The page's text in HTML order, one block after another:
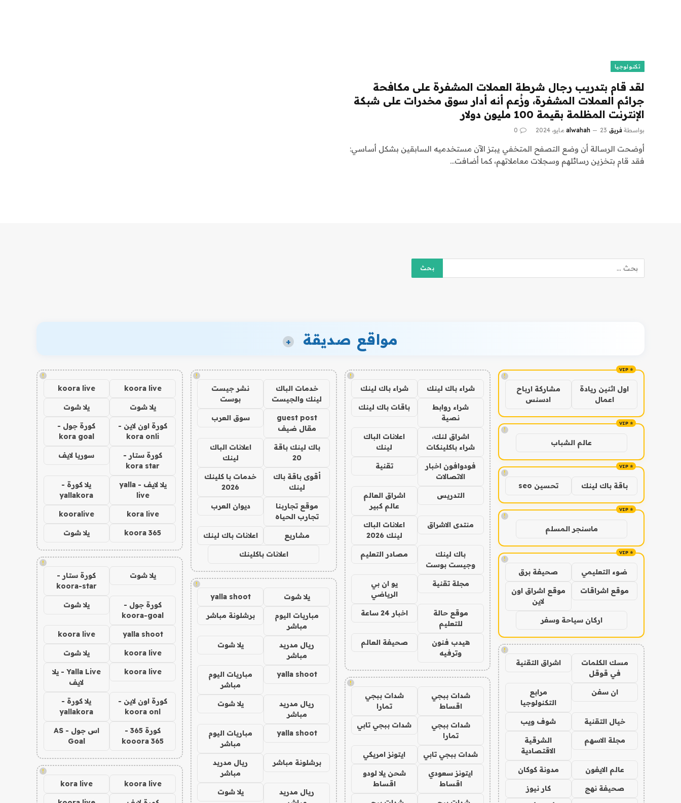
تكنولوجيا
لقد قام بتدريب رجال شرطة العملات المشفرة على مكافحة
جرائم العملات المشفرة، وزُعم أنه أدار سوق مخدرات على شبكة
الإنترنت المظلمة بقيمة 100 مليون دولار
بواسطة فريق alwahah 23 مايو، 2024 0
أوضحت الرسالة أن وضع التصفح المتخفي يبتز الآن مستخدميه السابقين بشكل أساسي:
فقد قام بتخزين رسائلهم وسجلات معاملاتهم، كما أضافت…
مواقع صديقة +
!
اول اثنين ريادة
اعمال
مشاركة ارباح
ادسنس
!
عالم الشباب
!
باقة باك لينك تحسين seo
!
ماسنجر المسلم
!
ضوء التعليمي صحيفة برق
موقع اشراقات
موقع اشراق اون
لاين
اركان سياحة وسفر
!
مسك الكلمات
في قوقل
اشراق التقنية
ان سفن
مرابع
التكنولوجيا
خيال التقنية شوف ويب
مجلة الاسهم
الشرقية
الاقتصادية
عالم الايفون مدونة كوكان
صحيفة نهج كار نيوز
!
شراء باك لينك شراء باك لينك
شراء روابط
نصية
باقات باك لينك
اشراق لنك،
شراء باكلينكات
اعلانات الباك
لينك
فودوافون اخبار
الاتصالات
تقنية
التدريس
اشراق العالم
عالم كبير
منتدى الاشراق
اعلانات الباك
لينك 2026
باك لينك
وجيست بوست
مصادر التعليم
مجلة تقنية
يو ان بي
الرياضي
موقع حالة
للتعليم
اخبار 24 ساعة
هيدب فنون
وترفيه
صحيفة العالم
!
شدات ببجي
اقساط
شدات ببجي
تمارا
شدات ببجي
تمارا
شدات ببجي تابي
شدات ببجي تابي ايتونز امريكي
ايتونز سعودي
اقساط
شحن يلا لودو
اقساط
!
خدمات الباك
لينك والجيست
نشر جيست
بوست
guest post
مقال ضيف
سوق العرب
باك لينك باقة
20
اعلانات الباك
لينك
أقوى باقة باك
لينك
خدمات با كلينك
2026
موقع تجاربنا
تجارب الحياه
ديوان العرب
مشاريع اعلانات باك لينك
اعلانات باكلينك
!
يلا شوت yalla shoot
مباريات اليوم
مباشر
برشلونة مباشر
ريال مدريد
مباشر
يلا شوت
yalla shoot
مباريات اليوم
مباشر
ريال مدريد
مباشر
يلا شوت
yalla shoot
مباريات اليوم
مباشر
برشلونة مباشر
ريال مدريد
مباشر
ريال مدريد
يلا شوت
!
koora live
koora live
يلا شوت يلا شوت
كورة اون لاين -
kora onli
كورة جول -
kora goal
كورة ستار -
kora star
سوريا لايف
يلا لايف - yalla
live
يلا كورة -
yallakora
kora live
kooralive
koora 365 يلا شوت
!
يلا شوت
كورة ستار -
koora-star
كورة جول -
koora-goal
يلا شوت
yalla shoot
koora live
koora live يلا شوت
koora live
Yalla Live - يلا
لايف
كورة اون لاين -
koora onl
يلا كورة -
yallakora
كورة 365 -
kooora 365
اس جول - AS
Goal
!
koora live
kora live